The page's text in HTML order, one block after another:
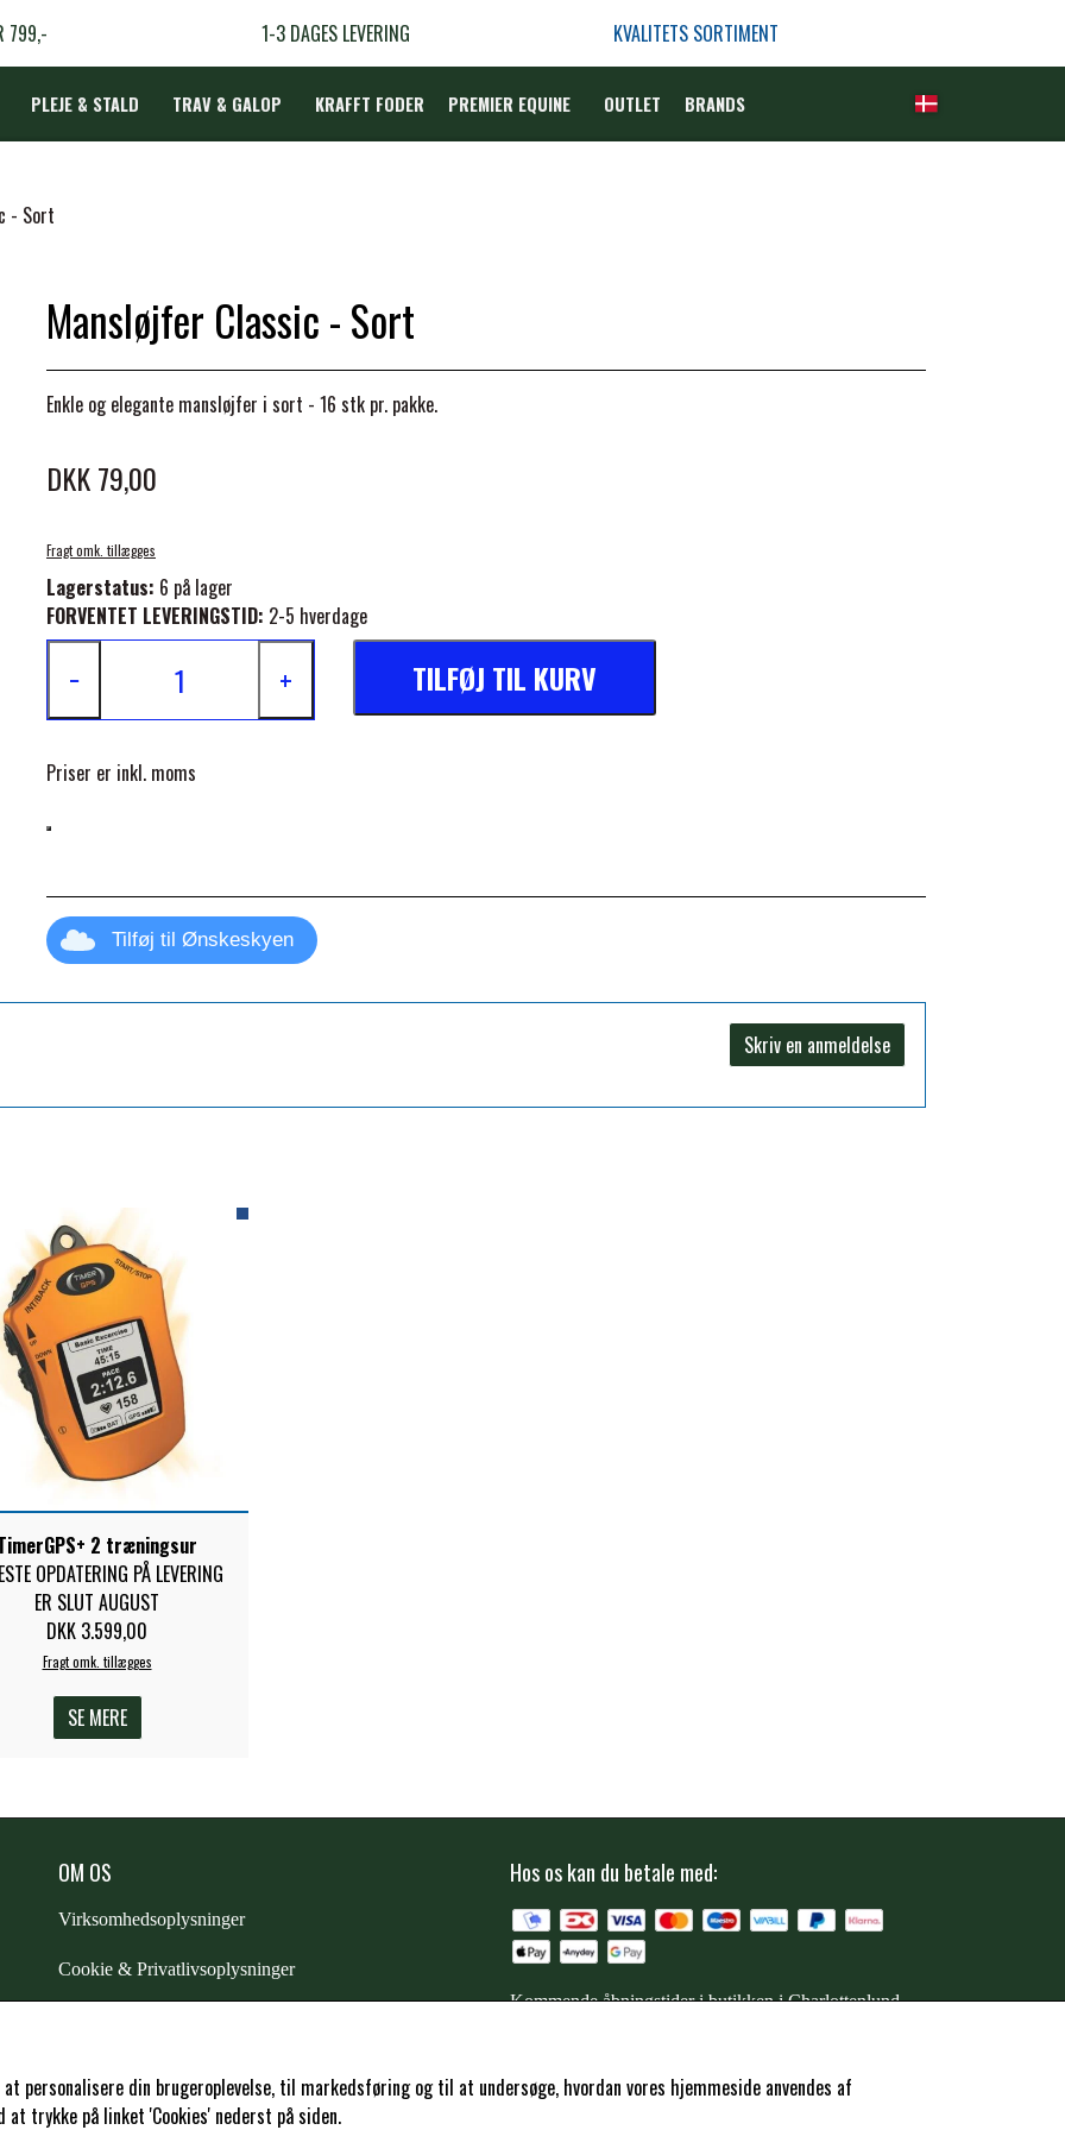
799,- 1-3 DAGES LEVERING KVALITETS SORTIMENT
PLEJE & STALD TRAV & GALOP KRAFFT FODER PREMIER EQUINE OUTLET BRANDS
- Sort
Mansløjfer Classic - Sort
Enkle og elegante mansløjfer i sort - 16 stk pr. pakke.
DKK 79,00
Fragt omk. tillægges
Lagerstatus: 6 på lager
FORVENTET LEVERINGSTID: 2-5 hverdage
− + TILFØJ TIL KURV
Priser er inkl. moms
Tilføj til Ønskeskyen
Skriv en anmeldelse
2 træningsur
OPDATERING PÅ LEVERING
ER SLUT AUGUST
DKK 3.599,00
Fragt omk. tillægges
SE MERE
OM OS
Virksomhedsoplysninger
Cookie & Privatlivsoplysninger
Samarbejde -affiliates
Hos os kan du betale med:
Kommende åbningstider i butikken i Charlottenlund
personalisere din brugeroplevelse, til markedsføring og til at undersøge, hvordan vores hjemmeside anvendes af
trykke på linket 'Cookies' nederst på siden.